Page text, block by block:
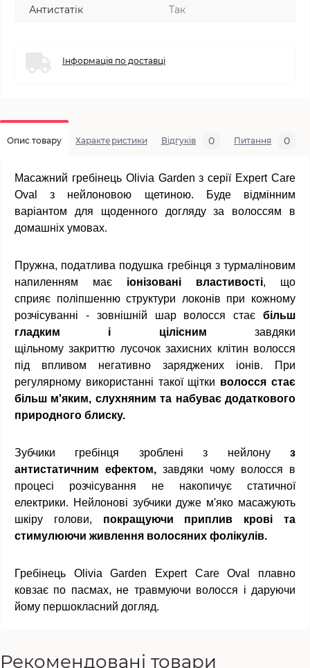
Антистатік
Так
Інформація по доставці
Опис товару Характеристики Відгуків 0 Питання 0
Масажний гребінець Olivia Garden з серії Expert Care
Oval з нейлоновою щетиною. Буде відмінним
варіантом для щоденного догляду за волоссям в
домашніх умовах.
Пружна, податлива подушка гребінця з турмаліновим
напиленням має іонізовані властивості, що
сприяє поліпшенню структури локонів при кожному
розчісуванні - зовнішній шар волосся стає більш
гладким і цілісним завдяки
щільному закриттю лусочок захисних клітин волосся
під впливом негативно заряджених іонів. При
регулярному використанні такої щітки волосся стає
більш м'яким, слухняним та набуває додаткового
природного блиску.
Зубчики гребінця зроблені з нейлону з
антистатичним ефектом, завдяки чому волосся в
процесі розчісування не накопичує статичної
електрики. Нейлонові зубчики дуже м'яко масажують
шкіру голови, покращуючи приплив крові та
стимулюючи живлення волосяних фолікулів.
Гребінець Olivia Garden Expert Care Oval плавно
ковзає по пасмах, не травмуючи волосся і даруючи
йому першокласний догляд.
Рекомендовані товари